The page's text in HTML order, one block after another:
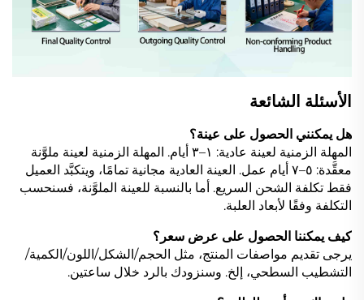
الأسئلة الشائعة
هل يمكنني الحصول على عينة؟
المهلة الزمنية لعينة عادية: ١–٣ أيام. المهلة الزمنية لعينة ملوَّنة
معقَّدة: ٥–٧ أيام عمل. العينة العادية مجانية تمامًا، ويتكبَّد العميل
فقط تكلفة الشحن السريع. أما بالنسبة للعينة الملوَّنة، فسنحسب
التكلفة وفقًا لأبعاد العلبة.
كيف يمكننا الحصول على عرض سعر؟
يرجى تقديم مواصفات المنتج، مثل الحجم/الشكل/اللون/الكمية/
التشطيب السطحي، إلخ. وسنزودك بالرد خلال ساعتين.